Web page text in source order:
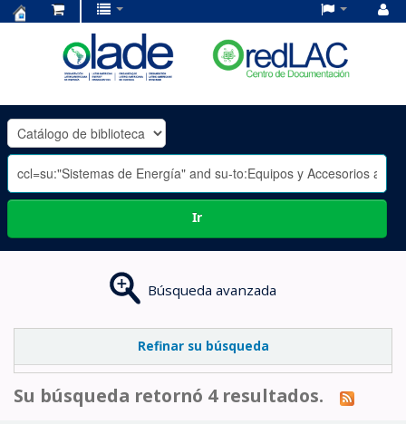
OLADE
-
Ir
Búsqueda avanzada
Refinar su búsqueda
Su búsqueda retornó 4 resultados.